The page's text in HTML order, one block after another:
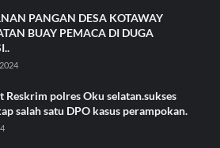
PANGAN DESA KOTAWAY
BUAY PEMACA DI DUGA
Reskrim polres Oku selatan.sukses
salah satu DPO kasus perampokan.